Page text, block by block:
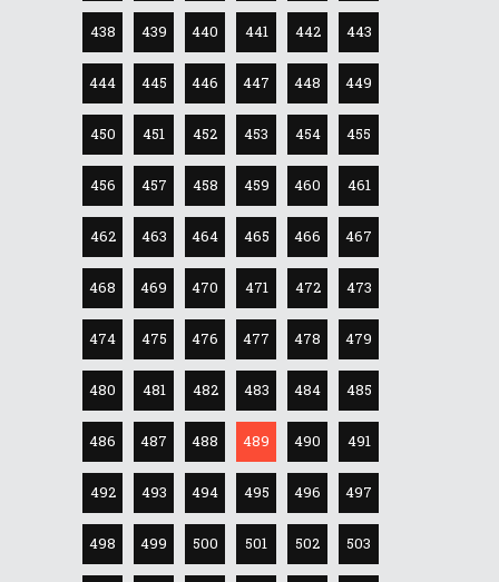
438 439 440 441 442 443
444 445 446 447 448 449
450 451 452 453 454 455
456 457 458 459 460 461
462 463 464 465 466 467
468 469 470 471 472 473
474 475 476 477 478 479
480 481 482 483 484 485
486 487 488 489 490 491
492 493 494 495 496 497
498 499 500 501 502 503